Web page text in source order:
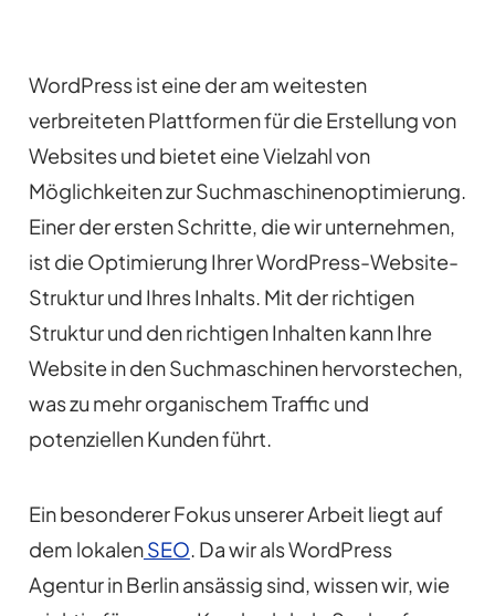
WordPress ist eine der am weitesten
verbreiteten Plattformen für die Erstellung von
Websites und bietet eine Vielzahl von
Möglichkeiten zur Suchmaschinenoptimierung.
Einer der ersten Schritte, die wir unternehmen,
ist die Optimierung Ihrer WordPress-Website-
Struktur und Ihres Inhalts. Mit der richtigen
Struktur und den richtigen Inhalten kann Ihre
Website in den Suchmaschinen hervorstechen,
was zu mehr organischem Traffic und
potenziellen Kunden führt.
Ein besonderer Fokus unserer Arbeit liegt auf
dem lokalenSEO. Da wir als WordPress
Agentur in Berlin ansässig sind, wissen wir, wie